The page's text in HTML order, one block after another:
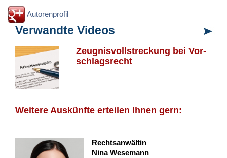
Autorenprofil
Verwandte Videos
Zeug­nis­voll­stre­ckung bei Vor­
schlags­recht
Weitere Auskünfte erteilen Ihnen gern:
Rechtsanwältin
Nina Wesemann